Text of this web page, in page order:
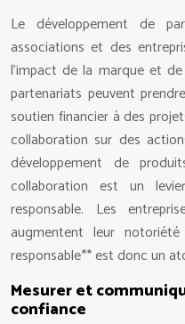
Le développement de
associations et des
l’impact de la marque et
partenariats peuvent
soutien financier à des
collaboration sur des
développement de
collaboration est un
responsable. Les
augmentent leur
responsable** est donc un
Mesurer et
confiance